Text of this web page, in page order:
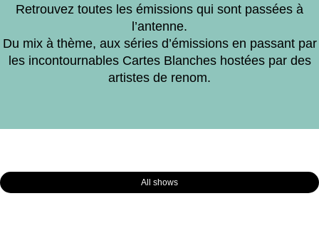
Retrouvez toutes les émissions qui sont passées à
l’antenne.
Du mix à thème, aux séries d’émissions en passant par
les incontournables Cartes Blanches hostées par des
artistes de renom.
All shows